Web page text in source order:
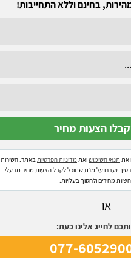
בחינם וללא התחייבות!
את תנאי השימושואת מדיניות הפרטיותבאתר. השירות
יועברו על מנת שתוכל לקבל הצעות מחיר מבעלי
מחירים ולחסוך בעלויות.
או
לחייג אלינו כעת: